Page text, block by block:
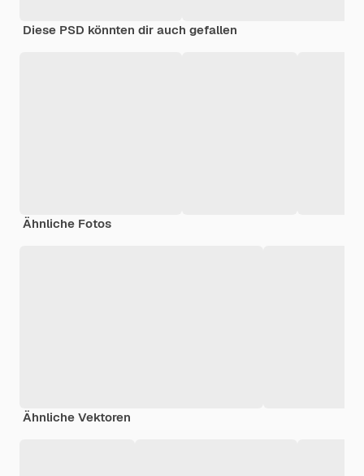
Diese PSD könnten dir auch gefallen
Ähnliche Fotos
Ähnliche Vektoren